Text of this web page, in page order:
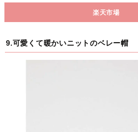
楽天市場
9.可愛くて暖かいニットのベレー帽